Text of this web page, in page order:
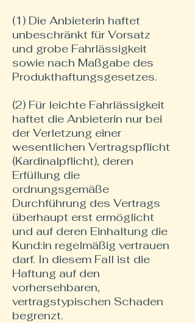
(1) Die Anbieterin haftet
unbeschränkt für Vorsatz
und grobe Fahrlässigkeit
sowie nach Maßgabe des
Produkthaftungsgesetzes.
(2) Für leichte Fahrlässigkeit
haftet die Anbieterin nur bei
der Verletzung einer
wesentlichen Vertragspflicht
(Kardinalpflicht), deren
Erfüllung die
ordnungsgemäße
Durchführung des Vertrags
überhaupt erst ermöglicht
und auf deren Einhaltung die
Kund:in regelmäßig vertrauen
darf. In diesem Fall ist die
Haftung auf den
vorhersehbaren,
vertragstypischen Schaden
begrenzt.